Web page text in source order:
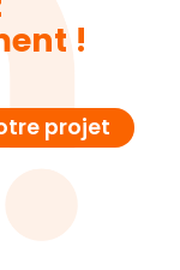
!
projet